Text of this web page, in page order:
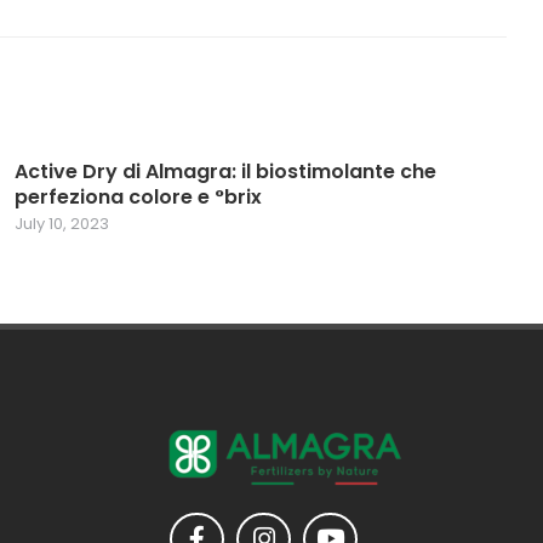
Active Dry di Almagra: il biostimolante che
perfeziona colore e °brix
July 10, 2023